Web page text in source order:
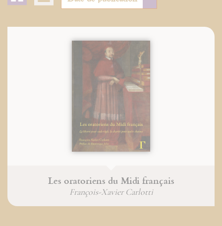
Les oratoriens du Midi français
François-Xavier Carlotti